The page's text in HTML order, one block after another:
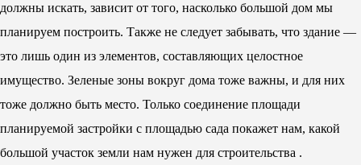
должны искать, зависит от того, насколько большой дом мы
планируем построить. Также не следует забывать, что здание —
это лишь один из элементов, составляющих целостное
имущество. Зеленые зоны вокруг дома тоже важны, и для них
тоже должно быть место. Только соединение площади
планируемой застройки с площадью сада покажет нам, какой
большой участок земли нам нужен для строительства .